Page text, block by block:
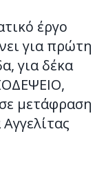
έργο
για πρώτη
για δέκα
μετάφραση